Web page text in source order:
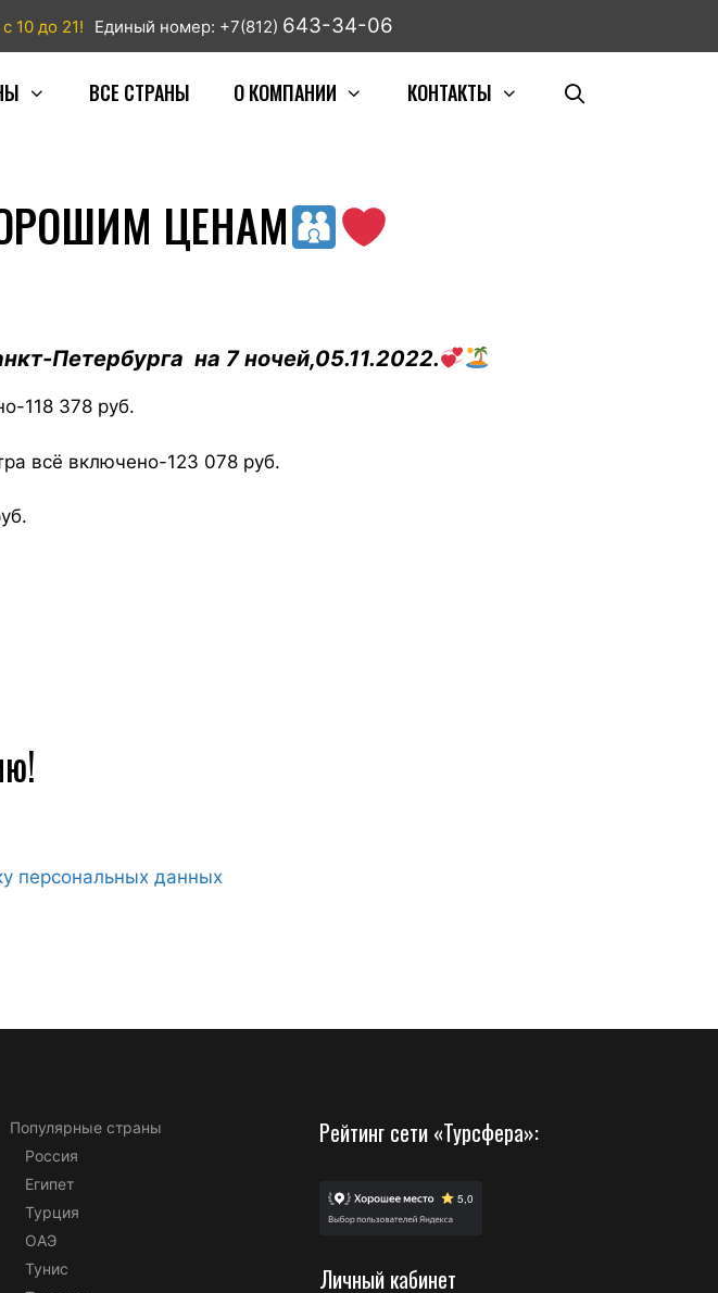
10 до 21! Единый номер: +7(812) 643-34-06
ВСЕ СТРАНЫ О КОМПАНИИ КОНТАКТЫ
ЦЕНАМ
Петербурга на 7 ночей,05.11.2022.
118 378 руб.
всё включено-123 078 руб.
персональных данных
Популярные страны
Россия
Египет
Турция
ОАЭ
Тунис
Рейтинг сети «Турсфера»:
Личный кабинет